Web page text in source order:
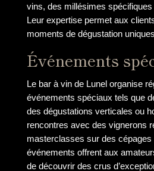
vins, des millésimes
Leur expertise permet aux
moments de dégustation
Événements
Le bar à vin de Lunel organise
événements spéciaux tels que
des dégustations verticales ou
rencontres avec des vignerons
masterclasses sur des cépages
événements offrent aux
de découvrir des crus